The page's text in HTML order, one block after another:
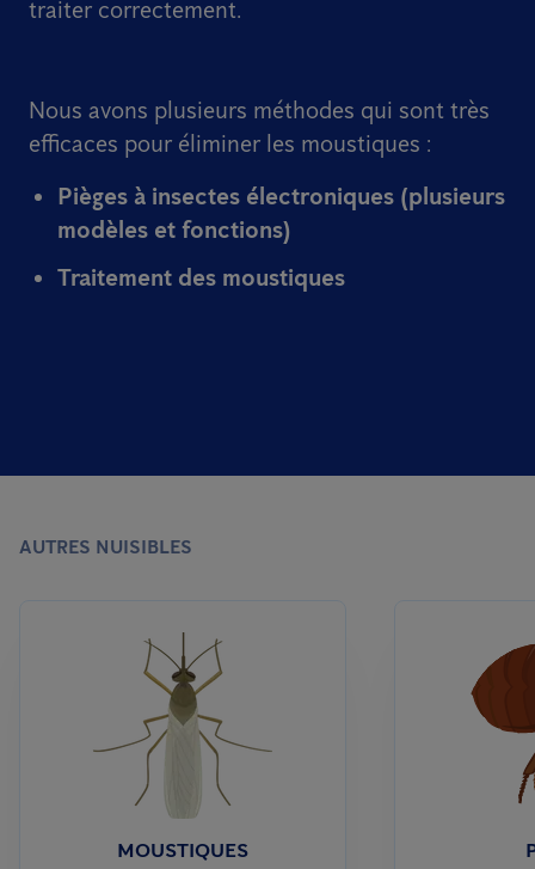
traiter correctement.
Nous avons plusieurs méthodes qui sont très
efficaces pour éliminer les moustiques :
Pièges à insectes électroniques (plusieurs
modèles et fonctions)
Traitement des moustiques
AUTRES NUISIBLES
MOUSTIQUES